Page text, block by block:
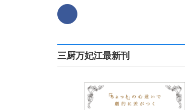
三厨万妃江最新刊